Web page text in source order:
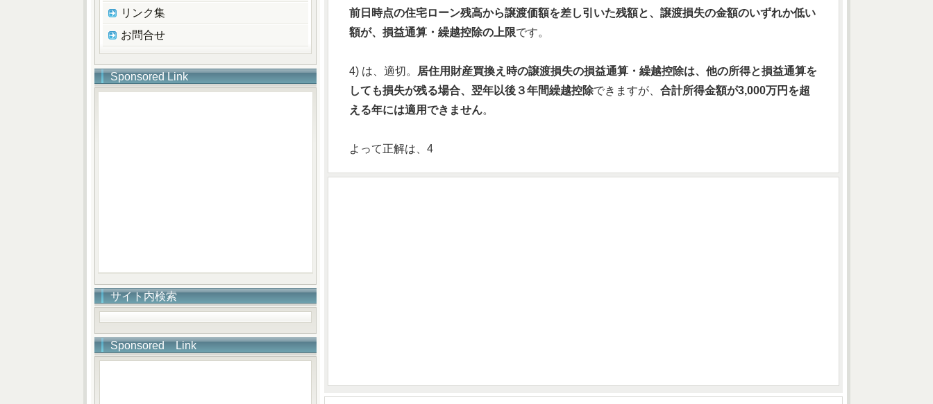
前日時点の住宅ローン残高から譲渡価額を差し引いた残額と、譲渡損失の金額のいずれか低い
額が、損益通算・繰越控除の上限です。
4) は、適切。
居住用財産買換え時の譲渡損失の損益通算・繰越控除は、他の所得と損益通算を
しても損失が残る場合、翌年以後３年間繰越控除できますが、 合計所得金額が3,000万円を超
える年には適用できません。
よって正解は、4
リンク集
お問合せ
Sponsored Link
サイト内検索
Sponsored Link